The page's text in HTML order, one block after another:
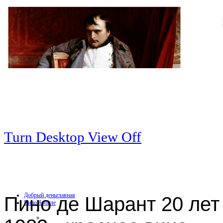
Turn Desktop View Off
Добрый деньглавная
ВиноНобиле
Пино де Шарант 20